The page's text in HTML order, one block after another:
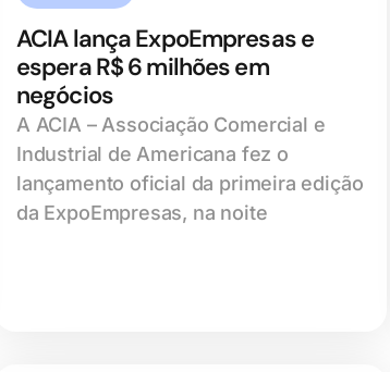
ACIA lança ExpoEmpresas e
espera R$ 6 milhões em
negócios
A ACIA – Associação Comercial e
Industrial de Americana fez o
lançamento oficial da primeira edição
da ExpoEmpresas, na noite